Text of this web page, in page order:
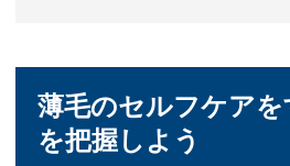
薄毛のセルフケア
を把握しよう